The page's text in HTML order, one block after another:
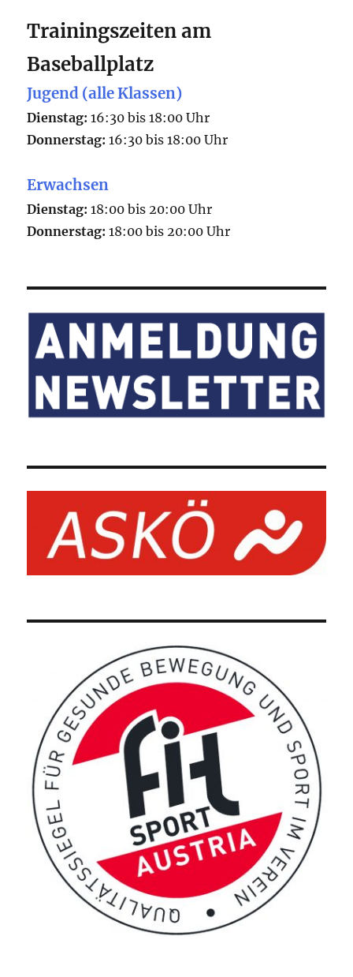
Trainingszeiten am
Baseballplatz
Jugend (alle Klassen)
Dienstag: 16:30 bis 18:00 Uhr
Donnerstag: 16:30 bis 18:00 Uhr
Erwachsen
Dienstag: 18:00 bis 20:00 Uhr
Donnerstag: 18:00 bis 20:00 Uhr